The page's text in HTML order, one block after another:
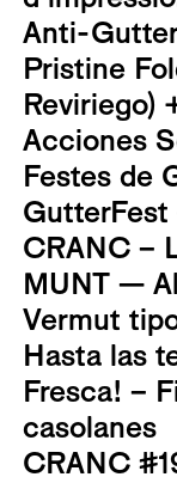
Anti-
Pristine
Reviriego)
Acciones
Festes de
GutterFest
CRANC –
MUNT —
Vermut
Hasta las
Fresca! –
casolanes
CRANC